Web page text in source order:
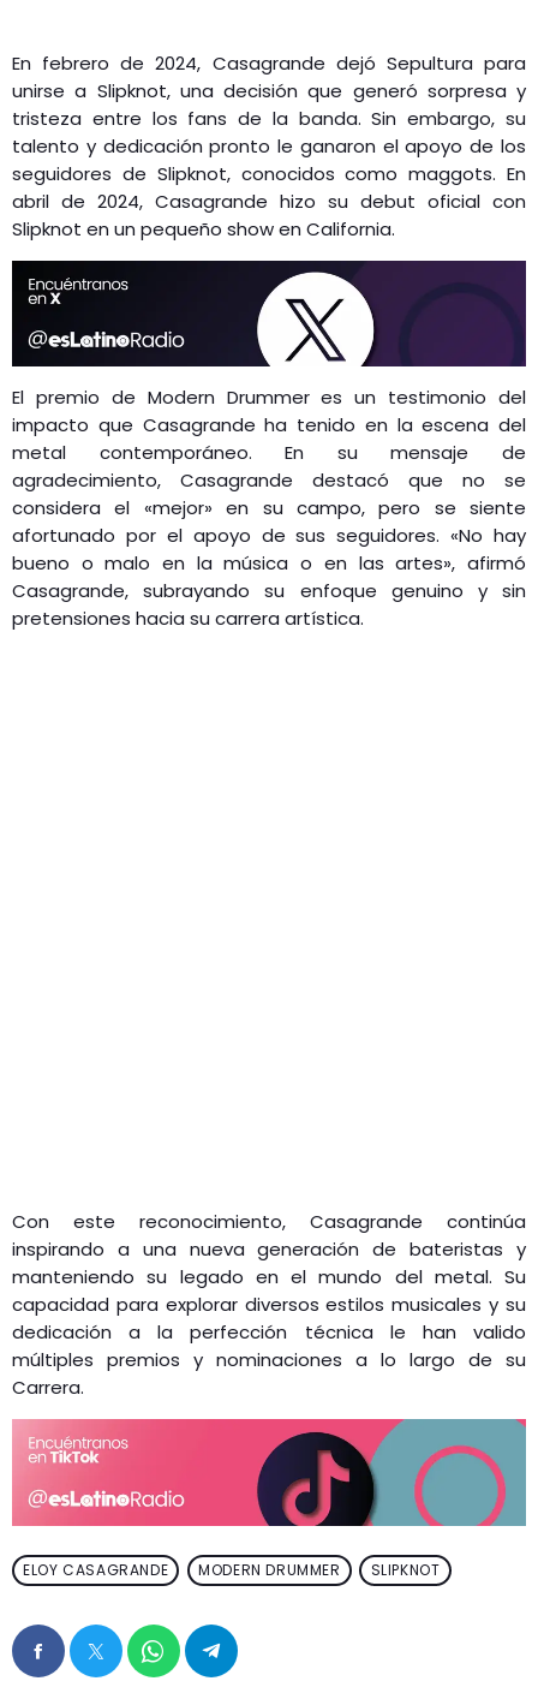
En febrero de 2024, Casagrande dejó Sepultura para
unirse a Slipknot, una decisión que generó sorpresa y
tristeza entre los fans de la banda. Sin embargo, su
talento y dedicación pronto le ganaron el apoyo de los
seguidores de Slipknot, conocidos como maggots. En
abril de 2024, Casagrande hizo su debut oficial con
Slipknot en un pequeño show en California.
El premio de Modern Drummer es un testimonio del
impacto que Casagrande ha tenido en la escena del
metal contemporáneo. En su mensaje de
agradecimiento, Casagrande destacó que no se
considera el «mejor» en su campo, pero se siente
afortunado por el apoyo de sus seguidores. «No hay
bueno o malo en la música o en las artes», afirmó
Casagrande, subrayando su enfoque genuino y sin
pretensiones hacia su carrera artística.
Con este reconocimiento, Casagrande continúa
inspirando a una nueva generación de bateristas y
manteniendo su legado en el mundo del metal. Su
capacidad para explorar diversos estilos musicales y su
dedicación a la perfección técnica le han valido
múltiples premios y nominaciones a lo largo de su
Carrera.
ELOY CASAGRANDE MODERN DRUMMER SLIPKNOT